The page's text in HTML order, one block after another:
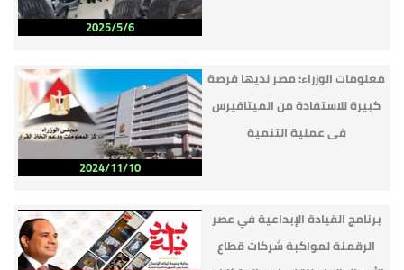
2025/5/6
2024/11/10
معلومات الوزراء: مصر لديها فرصة
كبيرة للاستفادة من الميتافيرس
فى عملية التنمية
برنامج القيادة الإبداعية في عصر
الرقمنة لمواكبة شركات قطاع